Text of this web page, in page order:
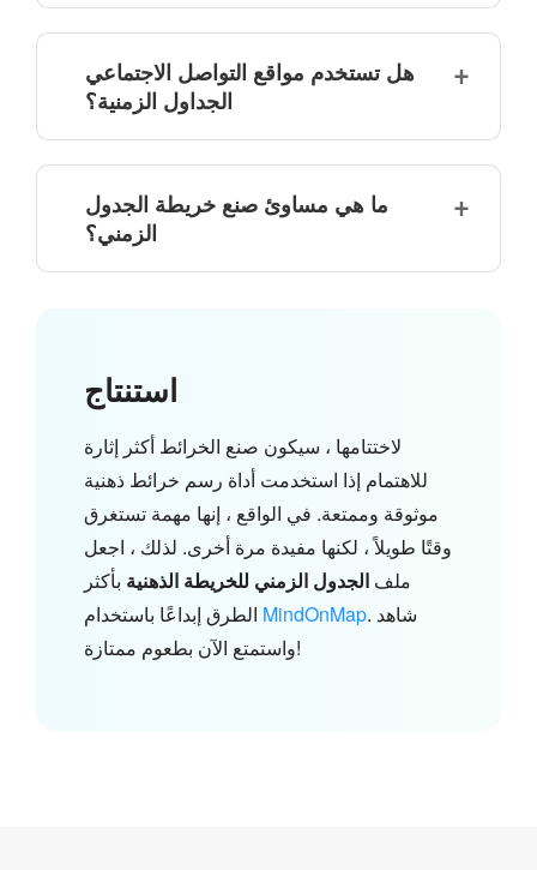
هل تستخدم مواقع التواصل الاجتماعي
الجداول الزمنية؟
ما هي مساوئ صنع خريطة الجدول
الزمني؟
استنتاج
لاختتامها ، سيكون صنع الخرائط أكثر إثارة
للاهتمام إذا استخدمت أداة رسم خرائط ذهنية
موثوقة وممتعة. في الواقع ، إنها مهمة تستغرق
وقتًا طويلاً ، لكنها مفيدة مرة أخرى. لذلك ، اجعل
ملف الجدول الزمني للخريطة الذهنية بأكثر
MindOnMap. شاهد
واستمتع الآن بطعوم ممتازة!